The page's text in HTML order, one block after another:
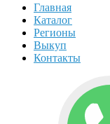
Главная
Каталог
Регионы
Выкуп
Контакты